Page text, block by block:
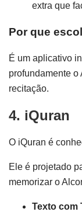
extra que
Por que
É um aplicativo
profundamente
recitação.
4. iQuran
O iQuran é
Ele é projetado
memorizar o
Texto com